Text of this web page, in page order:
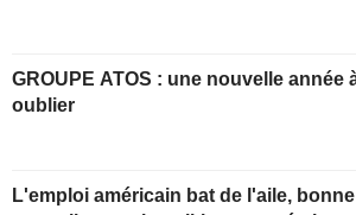
GROUPE ATOS : une nouvelle année à
oublier
L'emploi américain bat de l'aile, bonne